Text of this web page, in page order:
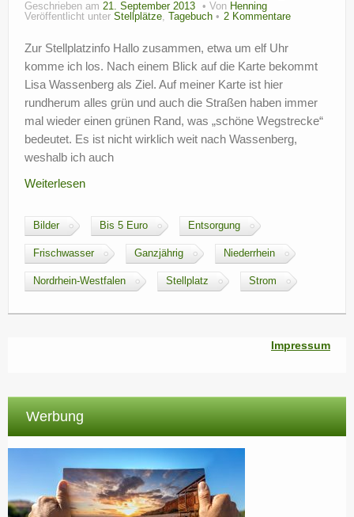
Wohnmobil-Technik
?
Geschrieben am 21. September 2013 Von Henning
Veröffentlicht unter Stellplätze, Tagebuch 2 Kommentare
Zur Stellplatzinfo Hallo zusammen, etwa um elf Uhr
komme ich los. Nach einem Blick auf die Karte bekommt
Lisa Wassenberg als Ziel. Auf meiner Karte ist hier
rundherum alles grün und auch die Straßen haben immer
mal wieder einen grünen Rand, was „schöne Wegstrecke“
bedeutet. Es ist nicht wirklich weit nach Wassenberg,
weshalb ich auch
Weiterlesen
Bilder Bis 5 Euro Entsorgung
Frischwasser Ganzjährig Niederrhein
Nordrhein-Westfalen Stellplatz Strom
Impressum
Werbung